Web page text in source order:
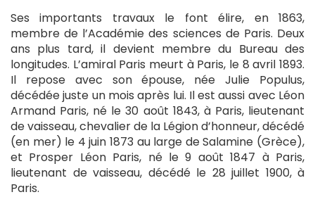
Ses importants travaux le font élire, en 1863,
membre de l’Académie des sciences de Paris. Deux
ans plus tard, il devient membre du Bureau des
longitudes. L’amiral Paris meurt à Paris, le 8 avril 1893.
Il repose avec son épouse, née Julie Populus,
décédée juste un mois après lui. Il est aussi avec Léon
Armand Paris, né le 30 août 1843, à Paris, lieutenant
de vaisseau, chevalier de la Légion d’honneur, décédé
(en mer) le 4 juin 1873 au large de Salamine (Grèce),
et Prosper Léon Paris, né le 9 août 1847 à Paris,
lieutenant de vaisseau, décédé le 28 juillet 1900, à
Paris.